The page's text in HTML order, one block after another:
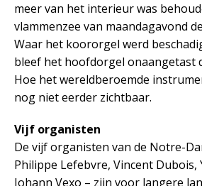
meer van het interieur was
vlammenzee van maandagavond
Waar het koororgel werd
bleef het hoofdorgel onaangetast
Hoe het wereldberoemde
nog niet eerder zichtbaar.
Vijf organisten
De vijf organisten van de Notre-
Philippe Lefebvre, Vincent Dubois,
Johann Vexo – zijn voor langere